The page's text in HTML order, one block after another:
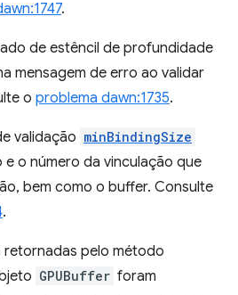
.
de estêncil de profundidade
mensagem de erro ao validar
o problema dawn:1735.
validação minBindingSize
o número da vinculação que
bem como o buffer. Consulte
.
retornadas pelo método
GPUBuffer foram